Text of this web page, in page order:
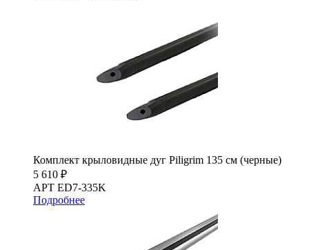
Комплект крыловидные дуг Piligrim 135 см (черные)
5 610 ₽
АРТ ED7-335K
Подробнее